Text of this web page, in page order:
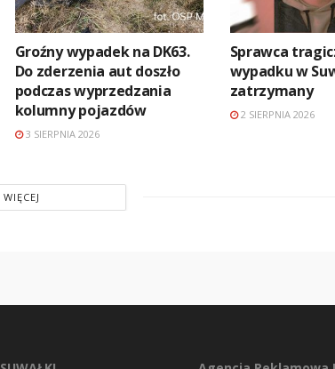
Groźny wypadek na DK63.
Do zderzenia aut doszło
podczas wyprzedzania
kolumny pojazdów
3 SIERPNIA 2026
Sprawca
wypadku w
zatrzymany
2 SIERPNIA 2026